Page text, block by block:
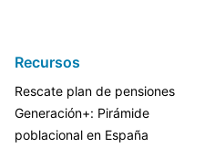
Recursos
Rescate plan de pensiones
Generación+: Pirámide
poblacional en España